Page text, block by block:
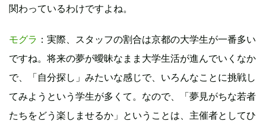
関わっているわけですよね。
モグラ ：実際、スタッフの割合は京都の大学生が一番多い
ですね。将来の夢が曖昧なまま大学生活が進んでいくなか
で、「自分探し」みたいな感じで、いろんなことに挑戦し
てみようという学生が多くて。なので、「夢見がちな若者
たちをどう楽しませるか」ということは、主催者としてひ